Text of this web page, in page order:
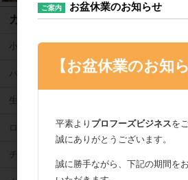
カテゴリ
小麦粉
バター
生クリーム
ロングライフ牛乳
チーズ
ご案内 お盆休業のお知らせ
【お盆休業のお知
平素より プロフーズビジネスを
誠にありがとうございます。
誠に勝手ながら、下記の期間を